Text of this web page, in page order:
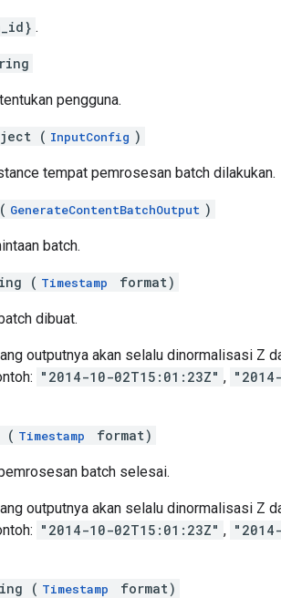
.
pengguna.
( InputConfig )
tempat pemrosesan batch dilakukan.
GenerateContentBatchOutput )
batch.
( Timestamp format)
dibuat.
outputnya akan selalu dinormalisasi Z
"2014-10-02T15:01:23Z" ,
( Timestamp format)
batch selesai.
outputnya akan selalu dinormalisasi Z
"2014-10-02T15:01:23Z" ,
( Timestamp format)